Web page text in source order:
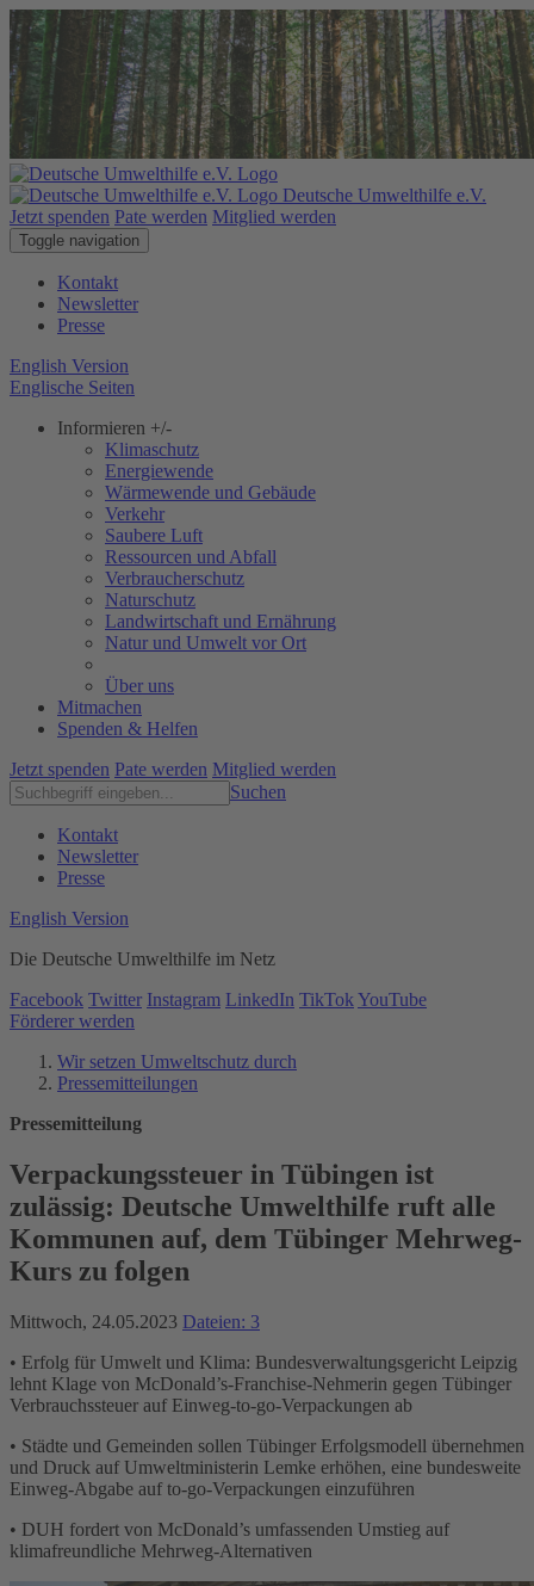
Deutsche Umwelthilfe e.V.
Jetzt spenden Pate werden Mitglied werden
Toggle navigation
Kontakt
Newsletter
Presse
English Version
Englische Seiten
Informieren +/-
Klimaschutz
Energiewende
Wärmewende und Gebäude
Verkehr
Saubere Luft
Ressourcen und Abfall
Verbraucherschutz
Naturschutz
Landwirtschaft und Ernährung
Natur und Umwelt vor Ort
Über uns
Mitmachen
Spenden & Helfen
Jetzt spenden Pate werden Mitglied werden
Suchen
Kontakt
Newsletter
Presse
English Version
Die Deutsche Umwelthilfe im Netz
Facebook Twitter Instagram LinkedIn TikTok YouTube
Förderer werden
Wir setzen Umweltschutz durch
Pressemitteilungen
Pressemitteilung
Verpackungssteuer in Tübingen ist
zulässig: Deutsche Umwelthilfe ruft alle
Kommunen auf, dem Tübinger Mehrweg-
Kurs zu folgen
Mittwoch, 24.05.2023 Dateien: 3
• Erfolg für Umwelt und Klima: Bundesverwaltungsgericht Leipzig
lehnt Klage von McDonald’s-Franchise-Nehmerin gegen Tübinger
Verbrauchssteuer auf Einweg-to-go-Verpackungen ab
• Städte und Gemeinden sollen Tübinger Erfolgsmodell übernehmen
und Druck auf Umweltministerin Lemke erhöhen, eine bundesweite
Einweg-Abgabe auf to-go-Verpackungen einzuführen
• DUH fordert von McDonald’s umfassenden Umstieg auf
klimafreundliche Mehrweg-Alternativen